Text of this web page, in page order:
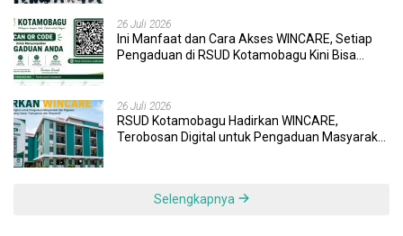
26 Juli 2026
Ini Manfaat dan Cara Akses WINCARE, Setiap
Pengaduan di RSUD Kotamobagu Kini Bisa
26 Juli 2026
RSUD Kotamobagu Hadirkan WINCARE,
Terobosan Digital untuk Pengaduan Masyarakat
Selengkapnya